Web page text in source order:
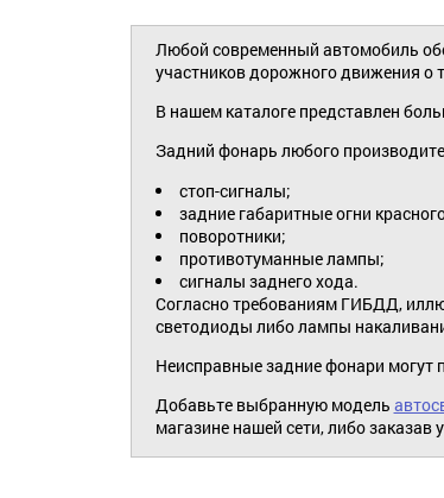
Любой современный автомобиль
участников дорожного движения о
В нашем каталоге представлен
Задний фонарь любого
стоп-сигналы;
задние габаритные огни
поворотники;
противотуманные лампы;
сигналы заднего хода.
Согласно требованиям ГИБДД,
светодиоды либо лампы
Неисправные задние фонари могут
Добавьте выбранную модель
магазине нашей сети, либо